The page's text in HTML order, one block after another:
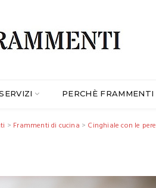
PERCHÈ FRAMMENTI
> Frammenti di cucina > Cinghiale con le pere